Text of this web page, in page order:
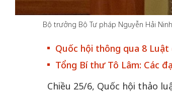
Bộ trưởng Bộ Tư pháp Nguyễn Hải
Quốc hội thông qua 8
Tổng Bí thư Tô Lâm: Các
Chiều 25/6, Quốc hội thảo